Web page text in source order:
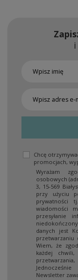
Chcę
promocjach,
Wyrażam
osobowych
3, 15-569
przy użyciu
prywatności
wiadomości
przesyłanie
danych jest
przetwarzaniu
Wiem, że
każdej
Newsletter